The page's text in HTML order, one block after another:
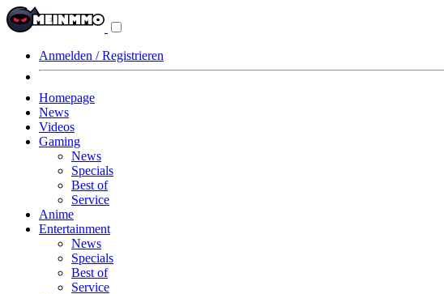
Anmelden / Registrieren
Homepage
News
Videos
Gaming
News
Specials
Best of
Service
Anime
Entertainment
News
Specials
Best of
Service